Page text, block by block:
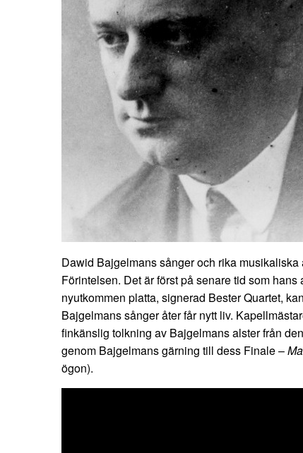
Dawid Bajgelmans sånger och rika musikaliska
Förintelsen. Det är först på senare tid som hans
nyutkommen platta, signerad Bester Quartet,
Bajgelmans sånger åter får nytt liv.
finkänslig tolkning av Bajgelmans alster från
genom Bajgelmans gärning till dess Finale –
ögon).